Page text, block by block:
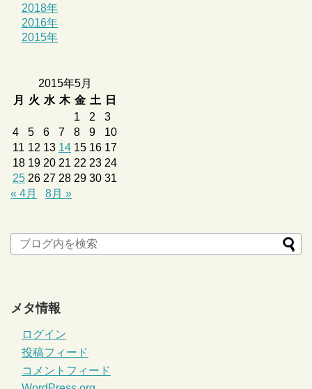
2018年
2016年
2015年
2015年5月
月
火 水 木 金 土
日
1
2
3
4
5 6 7 8 9
10
11 12 13 14 15 16 17
18 19 20 21 22 23 24
25 26 27 28 29 30 31
« 4月
8月 »
メタ情報
ログイン
投稿フィード
コメントフィード